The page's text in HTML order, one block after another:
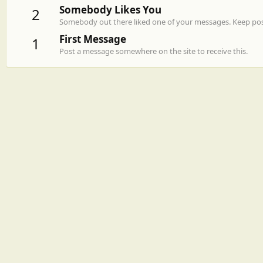
2 Somebody Likes You
Somebody out there liked one of your messages. Keep
1 First Message
Post a message somewhere on the site to receive this.